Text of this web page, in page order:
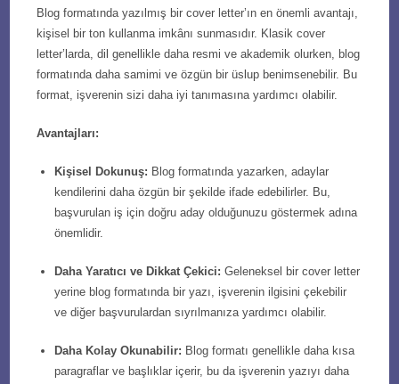
Blog formatında yazılmış bir cover letter’ın en önemli avantajı,
kişisel bir ton kullanma imkânı sunmasıdır. Klasik cover
letter’larda, dil genellikle daha resmi ve akademik olurken, blog
formatında daha samimi ve özgün bir üslup benimsenebilir. Bu
format, işverenin sizi daha iyi tanımasına yardımcı olabilir.
Avantajları:
Kişisel Dokunuş: Blog formatında yazarken, adaylar
kendilerini daha özgün bir şekilde ifade edebilirler. Bu,
başvurulan iş için doğru aday olduğunuzu göstermek adına
önemlidir.
Daha Yaratıcı ve Dikkat Çekici: Geleneksel bir cover letter
yerine blog formatında bir yazı, işverenin ilgisini çekebilir
ve diğer başvurulardan sıyrılmanıza yardımcı olabilir.
Daha Kolay Okunabilir: Blog formatı genellikle daha kısa
paragraflar ve başlıklar içerir, bu da işverenin yazıyı daha